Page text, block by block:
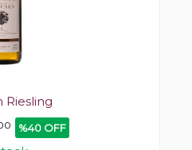
Riesling
%40 OFF